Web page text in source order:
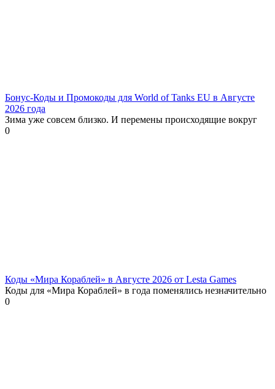
Бонус-Коды и Промокоды для World of Tanks EU в Августе
2026 года
Зима уже совсем близко. И перемены происходящие вокруг
0
Коды «Мира Кораблей» в Августе 2026 от Lesta Games
Коды для «Мира Кораблей» в года поменялись незначительно
0